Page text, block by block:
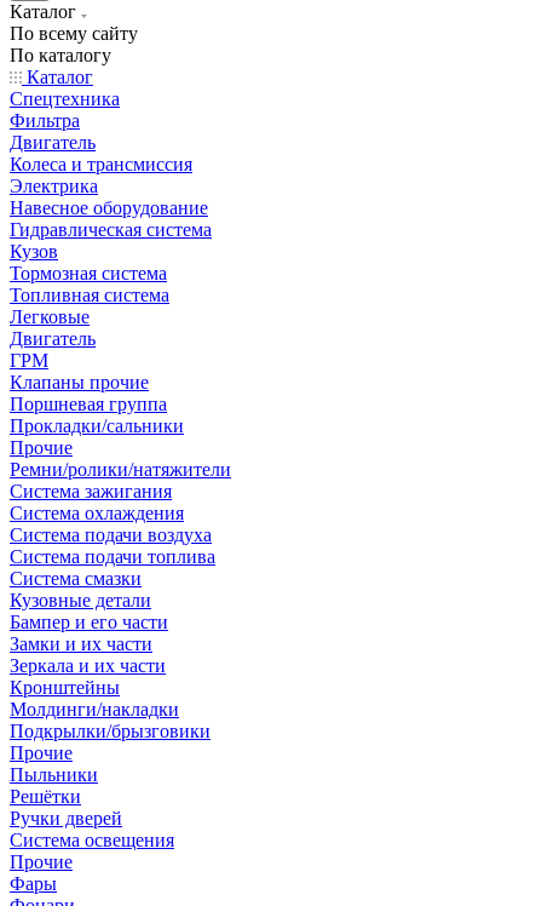
Каталог
По всему сайту
По каталогу
Каталог
Спецтехника
Фильтра
Двигатель
Колеса и трансмиссия
Электрика
Навесное оборудование
Гидравлическая система
Кузов
Тормозная система
Топливная система
Легковые
Двигатель
ГРМ
Клапаны прочие
Поршневая группа
Прокладки/сальники
Прочие
Ремни/ролики/натяжители
Система зажигания
Система охлаждения
Система подачи воздуха
Система подачи топлива
Система смазки
Кузовные детали
Бампер и его части
Замки и их части
Зеркала и их части
Кронштейны
Молдинги/накладки
Подкрылки/брызговики
Прочие
Пыльники
Решётки
Ручки дверей
Система освещения
Прочие
Фары